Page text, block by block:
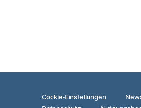
Cookie-Einstellungen